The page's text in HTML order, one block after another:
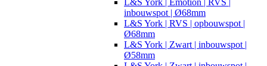
inbouwspot | Ø68mm
L&S York | RVS | opbouwspot |
Ø68mm
L&S York | Zwart | inbouwspot |
Ø58mm